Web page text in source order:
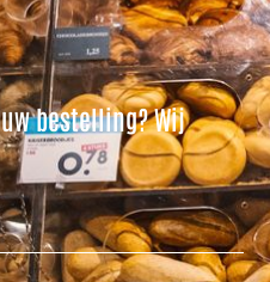
bestelling? Wij